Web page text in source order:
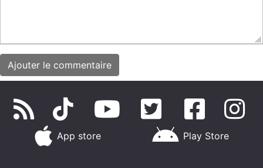
App store Play Store